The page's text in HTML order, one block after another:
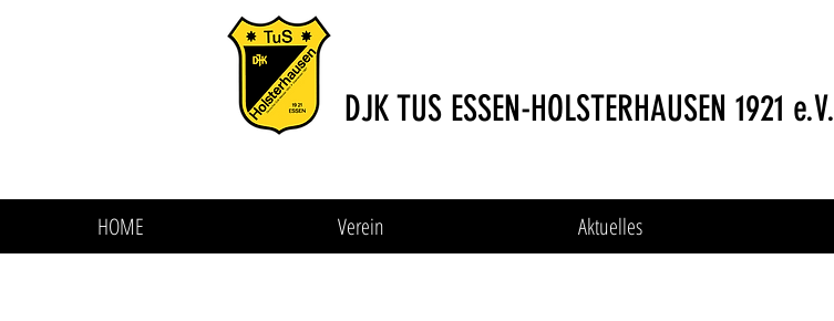
DJK TUS ESSEN-HOLSTERHAUSEN 1921 e.V.
HOME Verein Aktuelles